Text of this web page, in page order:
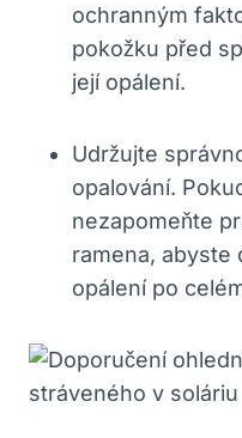
ochranným
pokožku před
její opálení.
Udržujte
opalování.
nezapomeňte
ramena, abyste
opálení po